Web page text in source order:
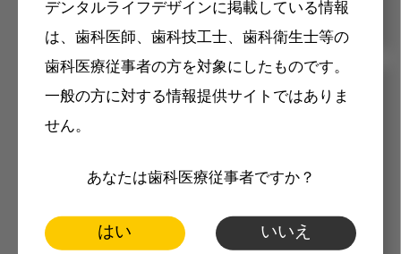
デンタルライフデザインに掲載している情報
は、歯科医師、歯科技工士、歯科衛生士等の
歯科医療従事者の方を対象にしたものです。
一般の方に対する情報提供サイトではありま
せん。
あなたは歯科医療従事者ですか？
はい いいえ
メリット